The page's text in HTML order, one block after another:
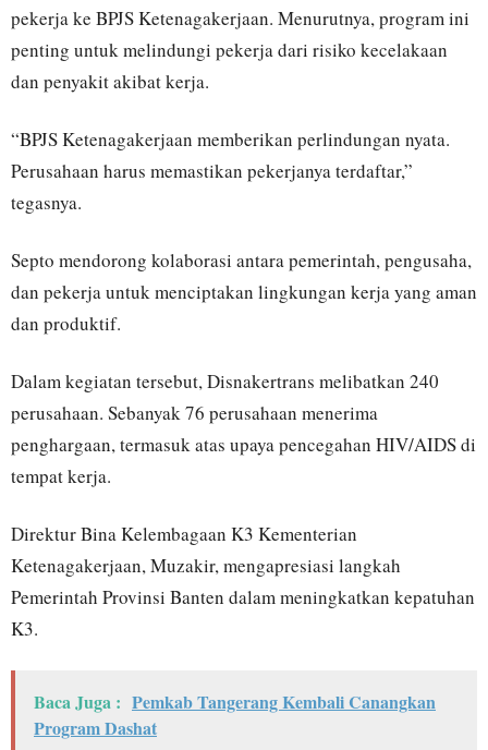
pekerja ke BPJS Ketenagakerjaan. Menurutnya, program ini
penting untuk melindungi pekerja dari risiko kecelakaan
dan penyakit akibat kerja.
“BPJS Ketenagakerjaan memberikan perlindungan nyata.
Perusahaan harus memastikan pekerjanya terdaftar,”
tegasnya.
Septo mendorong kolaborasi antara pemerintah, pengusaha,
dan pekerja untuk menciptakan lingkungan kerja yang aman
dan produktif.
Dalam kegiatan tersebut, Disnakertrans melibatkan 240
perusahaan. Sebanyak 76 perusahaan menerima
penghargaan, termasuk atas upaya pencegahan HIV/AIDS di
tempat kerja.
Direktur Bina Kelembagaan K3 Kementerian
Ketenagakerjaan, Muzakir, mengapresiasi langkah
Pemerintah Provinsi Banten dalam meningkatkan kepatuhan
K3.
Baca Juga : Pemkab Tangerang Kembali Canangkan
Program Dashat